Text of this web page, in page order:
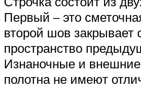
Первый – это
второй шов закрывает
пространство
Изнаночные и
полотна не имеют